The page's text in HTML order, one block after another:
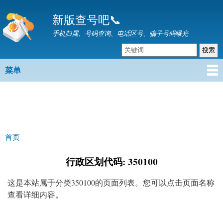
转
到
要
容
新版查号吧📞
手机归属、号码查询、电话区号、骗子号码曝光
主菜单
菜单
你在这里
首页
行政区划代码: 350100
这是本站属于分类350100的页面列表。您可以点击页面名称
查看详细内容。